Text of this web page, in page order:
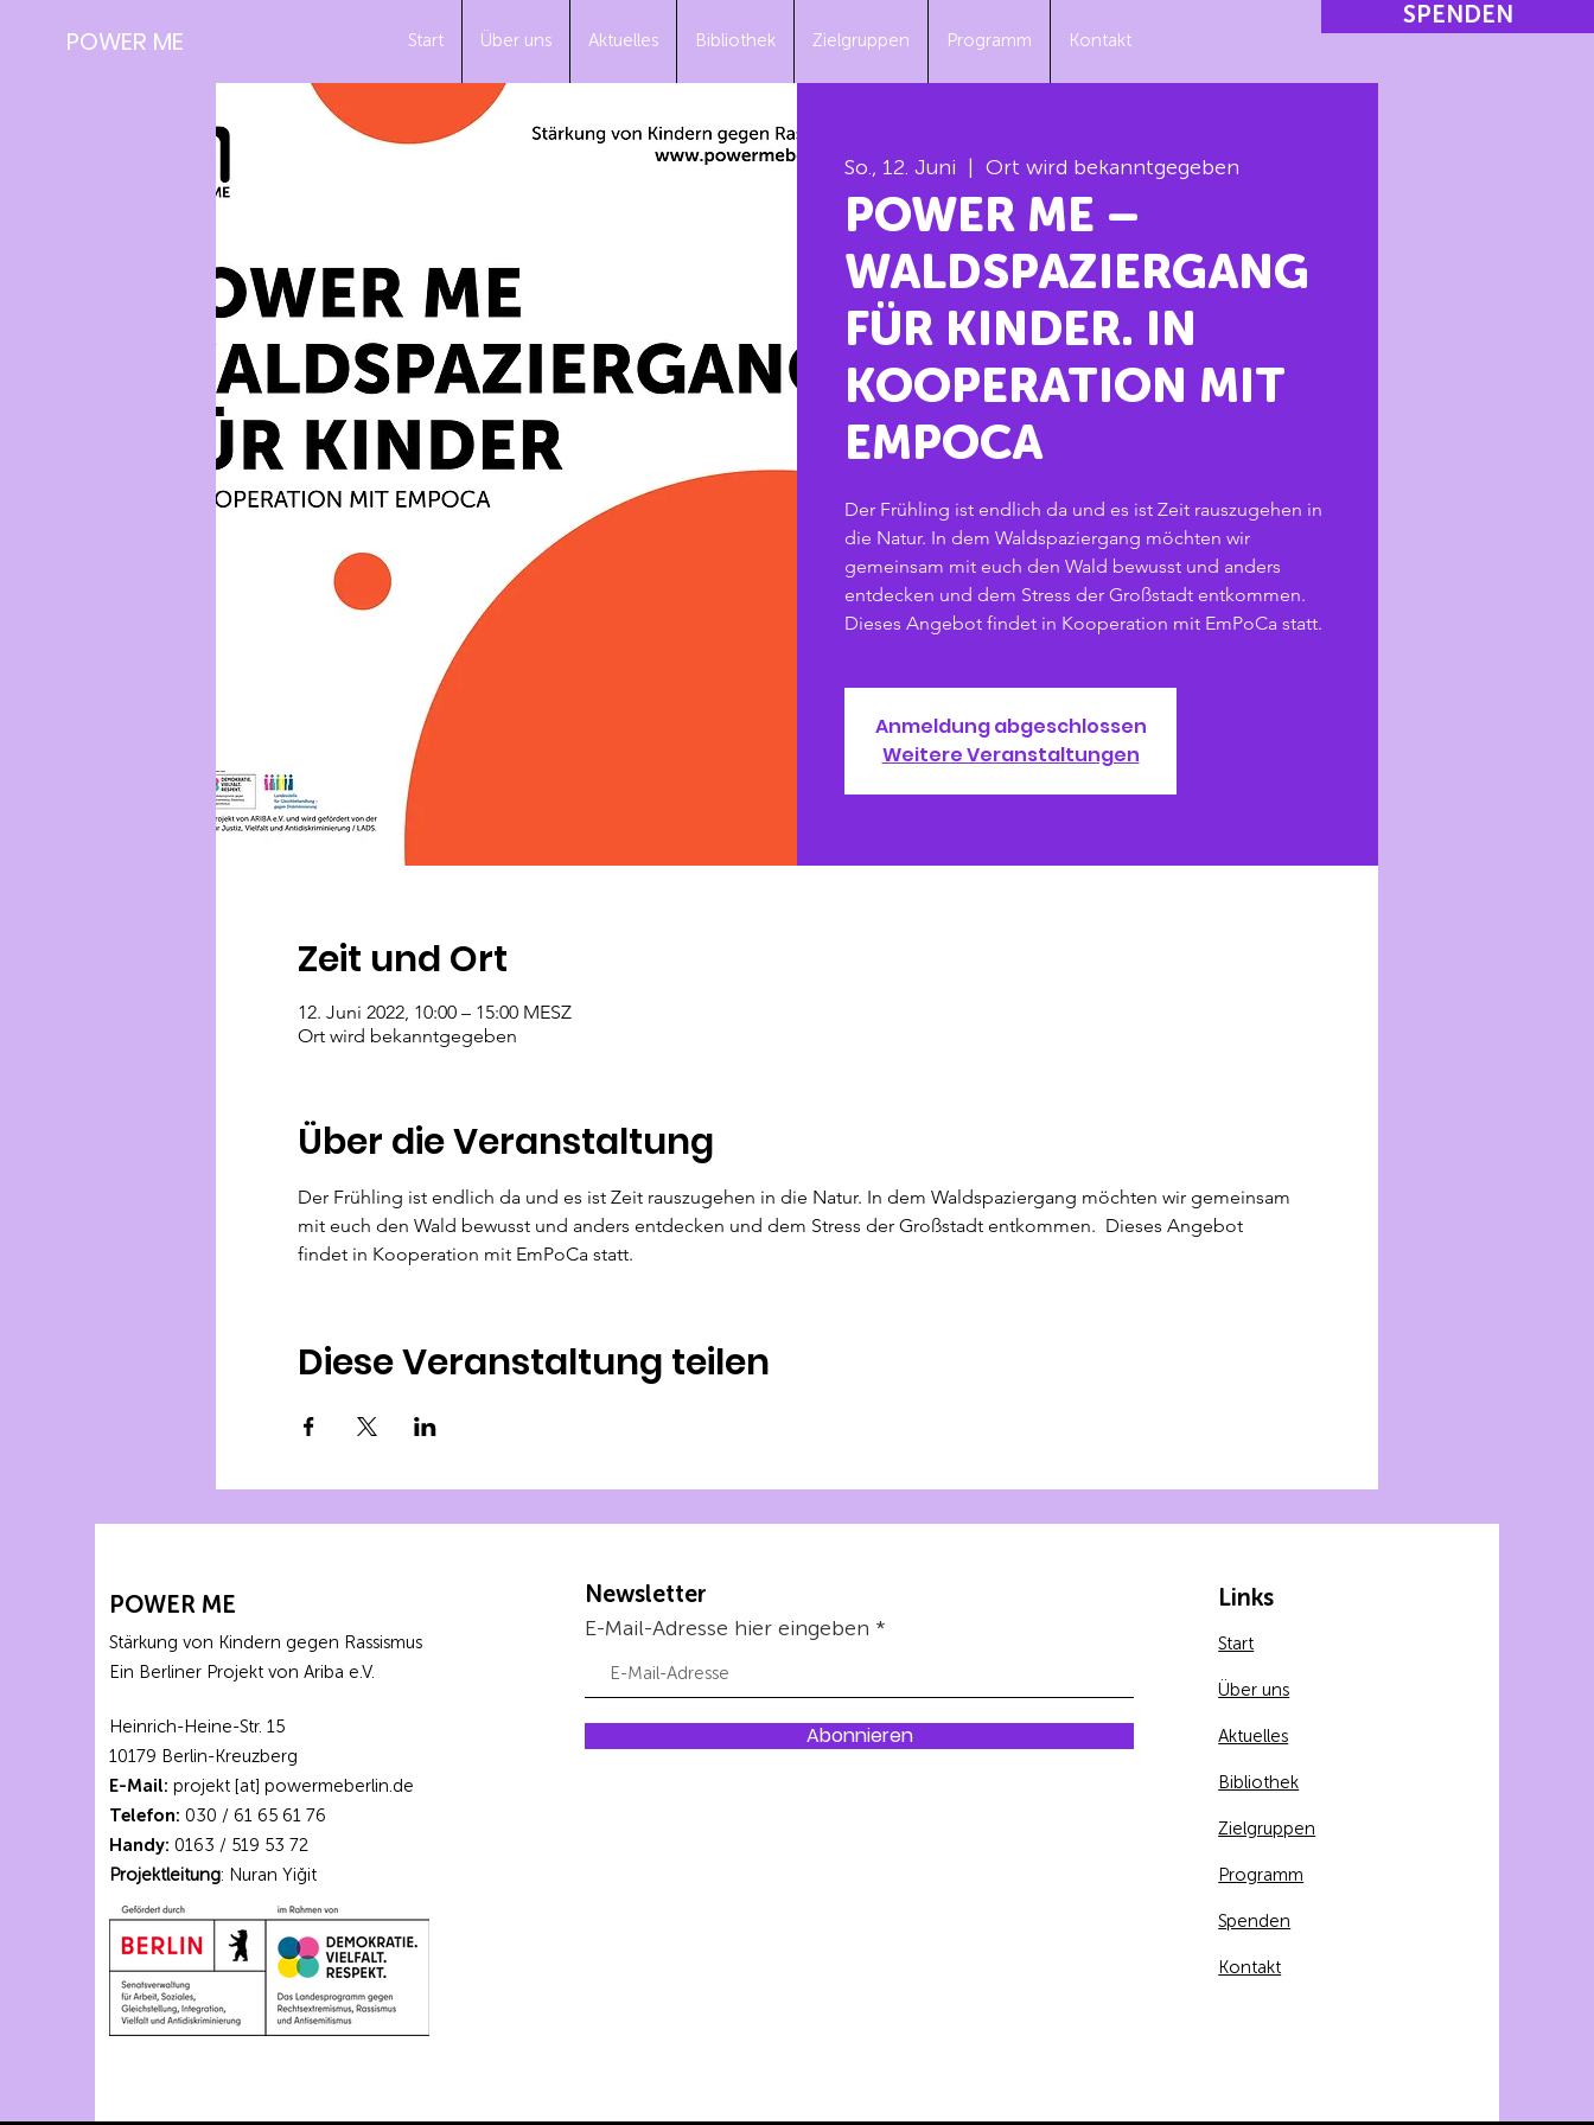
POWER ME
SPENDEN
Start Über uns Aktuelles Bibliothek Zielgruppen Programm Kontakt
So., 12. Juni Ort wird bekanntgegeben
POWER ME –
WALDSPAZIERGANG
FÜR KINDER. IN
KOOPERATION MIT
EMPOCA
Der Frühling ist endlich da und es ist Zeit rauszugehen in
die Natur. In dem Waldspaziergang möchten wir
gemeinsam mit euch den Wald bewusst und anders
entdecken und dem Stress der Großstadt entkommen.
Dieses Angebot findet in Kooperation mit EmPoCa statt.
Anmeldung abgeschlossen
Weitere Veranstaltungen
Zeit und Ort
12. Juni 2022, 10:00 – 15:00 MESZ
Ort wird bekanntgegeben
Über die Veranstaltung
Der Frühling ist endlich da und es ist Zeit rauszugehen in die Natur. In dem Waldspaziergang möchten wir gemeinsam
mit euch den Wald bewusst und anders entdecken und dem Stress der Großstadt entkommen.  Dieses Angebot
findet in Kooperation mit EmPoCa statt.
Diese Veranstaltung teilen
POWER ME
Stärkung von Kindern gegen Rassismus
Ein Berliner Projekt von Ariba e.V.
Heinrich-Heine-Str. 15
10179 Berlin-Kreuzberg
E-Mail: projekt [at] powermeberlin.de
Telefon: 030 / 61 65 61 76
Handy: 0163 / 519 53 72
Projektleitung: Nuran Yiğit
Newsletter
E-Mail-Adresse hier eingeben
Abonnieren
Links
Start
Über uns
Aktuelles
Bibliothek
Zielgruppen
Programm
Spenden
Kontakt